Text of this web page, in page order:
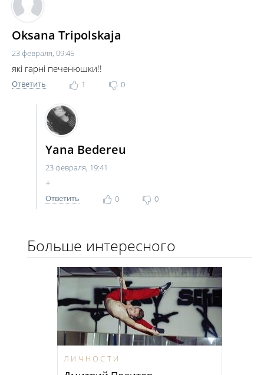
Oksana Tripolskaja
23 февраля, 09:45
які гарні печенюшки!!
Ответить 1 0
Yana Bedereu
23 февраля, 19:41
+
Ответить 0 0
Больше интересного
ЛИЧНОСТИ